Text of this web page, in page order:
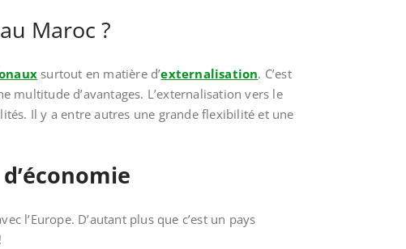
Maroc ?
surtout en matière d’externalisation. C’est
multitude d’avantages. L’externalisation vers le
Il y a entre autres une grande flexibilité et une
l’Europe. D’autant plus que c’est un pays